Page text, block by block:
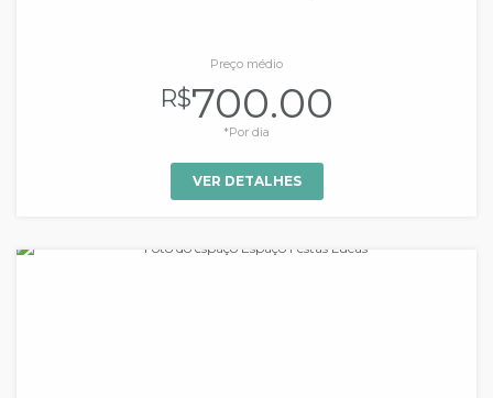
Preço médio
R$700.00
*Por dia
VER DETALHES